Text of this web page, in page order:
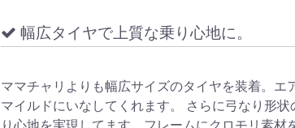
幅広タイヤで上質な乗り心地に。
ママチャリよりも幅広サイズのタイヤを装着。
マイルドにいなしてくれます。 さらに弓なり形